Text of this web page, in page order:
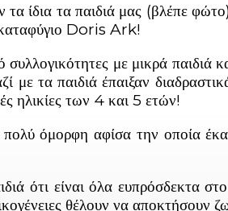
ίδια τα παιδιά μας (βλέπε
καταφύγιο Doris Ark!
με μικρά παιδιά
με τα παιδιά έπαιξαν
ηλικίες των 4 και 5 ετών!
πολύ όμορφη αφίσα την οποία
ότι είναι όλα ευπρόσδεκτα
θέλουν να αποκτήσουν